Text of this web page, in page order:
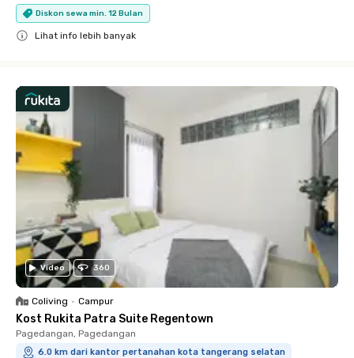
Diskon sewa min. 12 Bulan
Lihat info lebih banyak
Video 360
Coliving • Campur
Kost Rukita Patra Suite Regentown
Pagedangan, Pagedangan
6.0 km dari kantor pertanahan kota tangerang selatan